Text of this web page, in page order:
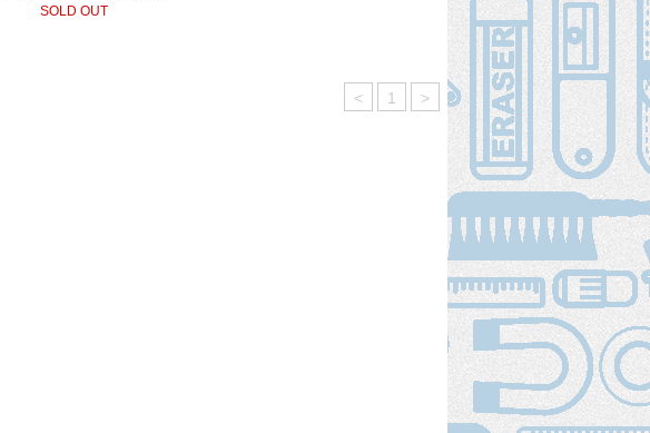
SOLD OUT
< 1 >